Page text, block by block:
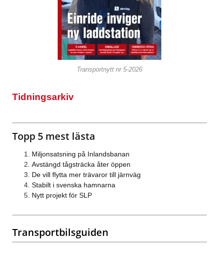
Transportnytt nr 5-2026
Tidningsarkiv
Topp 5 mest lästa
Miljonsatsning på Inlandsbanan
Avstängd tågsträcka åter öppen
De vill flytta mer trävaror till järnväg
Stabilt i svenska hamnarna
Nytt projekt för SLP
Transportbilsguiden